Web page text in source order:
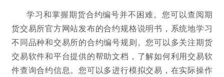
学习和掌握期货合约编号并不困难。您可以查阅期
货交易所官方网站发布的合约规格说明书，系统地学习
不同品种和交易所的合约编号规则。您可以多关注期货
交易软件和平台提供的帮助文档，了解如何利用交易软
件查询合约信息。您可以多进行模拟交易，在实际操作